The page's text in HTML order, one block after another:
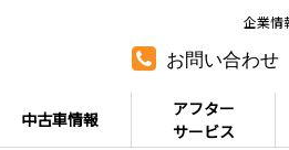
お問い合わせ
中古車情報
アフター
サービス
企業情